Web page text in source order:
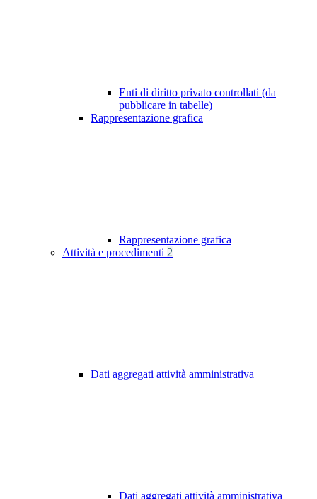
Enti di diritto privato controllati (da
pubblicare in tabelle)
Rappresentazione grafica
Rappresentazione grafica
Attività e procedimenti 2
Dati aggregati attività amministrativa
Dati aggregati attività amministrativa